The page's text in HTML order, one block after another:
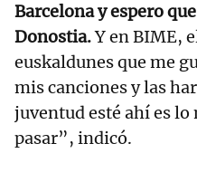
Barcelona y espero
Donostia.Y en BIME,
euskaldunes que me
mis canciones y las
juventud esté ahí es lo
pasar”, indicó.